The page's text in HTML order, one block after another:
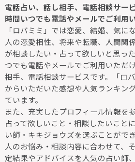
電話占い、話し相手、電話相談サー
時間いつでも電話やメールでご利用
「ロバミミ」では恋愛、結婚、気に
人の恋愛相性、将来や転職、人間関
が相談したい・占って欲しいと思っ
つでも電話やメールでご利用いただ
相手、電話相談サービスです。「ロ
からいただいた感想や人気ランキン
ています。
また、充実したプロフィール情報を
占って欲しいこと・相談したいこと
い師・キキジョウズを選ぶことがで
人のお悩み・相談内容に合わせて、
定結果やアドバイスを人気の占い師